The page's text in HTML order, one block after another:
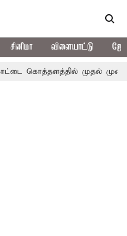
சினிமா விளையாட்டு
முதல் முறையாக